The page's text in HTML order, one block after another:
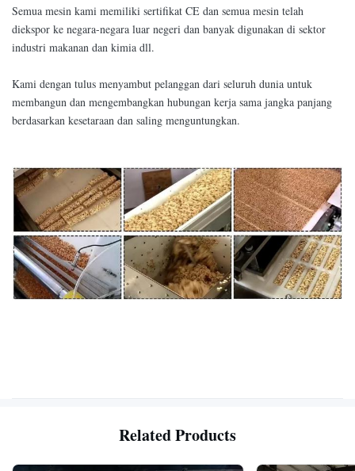
Semua mesin kami memiliki sertifikat CE dan semua mesin telah
diekspor ke negara-negara luar negeri dan banyak digunakan di sektor
industri makanan dan kimia dll.
Kami dengan tulus menyambut pelanggan dari seluruh dunia untuk
membangun dan mengembangkan hubungan kerja sama jangka panjang
berdasarkan kesetaraan dan saling menguntungkan.
Related Products